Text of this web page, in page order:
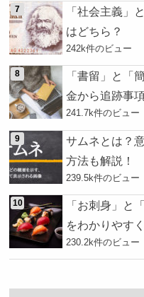
「社会主義」
はどちら？
242k件のビュー
「書留」と「
金から追跡事
241.7k件のビュー
サムネとは？
方法も解説！
239.5k件のビュー
「お刺身」と
をわかりやす
230.2k件のビュー